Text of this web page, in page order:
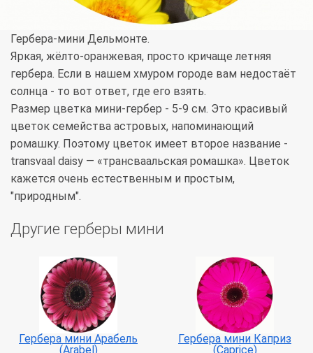
Гербера-мини Дельмонте.
Яркая, жёлто-оранжевая, просто кричаще летняя
гербера. Если в нашем хмуром городе вам недостаёт
солнца - то вот ответ, где его взять.
Размер цветка мини-гербер - 5-9 см. Это красивый
цветок семейства астровых, напоминающий
ромашку. Поэтому цветок имеет второе название -
transvaal daisy — «трансваальская ромашка». Цветок
кажется очень естественным и простым,
"природным".
Другие герберы мини
Гербера мини Арабель
(Arabel)
Гербера мини Каприз
(Caprice)